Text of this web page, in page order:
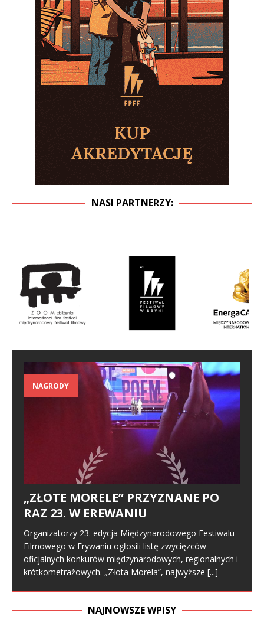
NASI PARTNERZY:
NAGRODY
„ZŁOTE MORELE” PRZYZNANE PO
RAZ 23. W EREWANIU
Organizatorzy 23. edycja Międzynarodowego Festiwalu
Filmowego w Erywaniu ogłosili listę zwycięzców
oficjalnych konkurów międzynarodowych, regionalnych i
krótkometrażowych. „Złota Morela”, najwyższe [...]
NAJNOWSZE WPISY